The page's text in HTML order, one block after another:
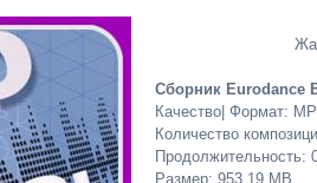
Сборник Eurodance
Качество| Формат:
Количество
Продолжительность:
Размер: 953,19 МВ